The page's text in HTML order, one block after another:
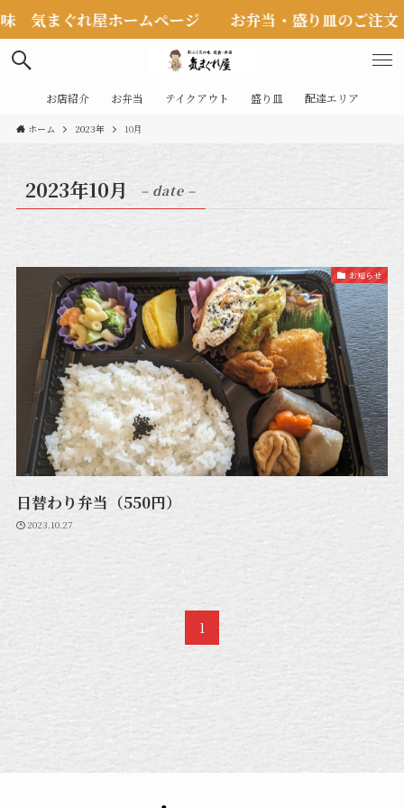
気まぐれ屋ホームページ お弁当・盛り皿のご注文
お店紹介 お弁当 テイクアウト 盛り皿 配達エリア
ホーム 2023年 10月
2023年10月 – date –
お知らせ
日替わり弁当（550円）
2023.10.27
1